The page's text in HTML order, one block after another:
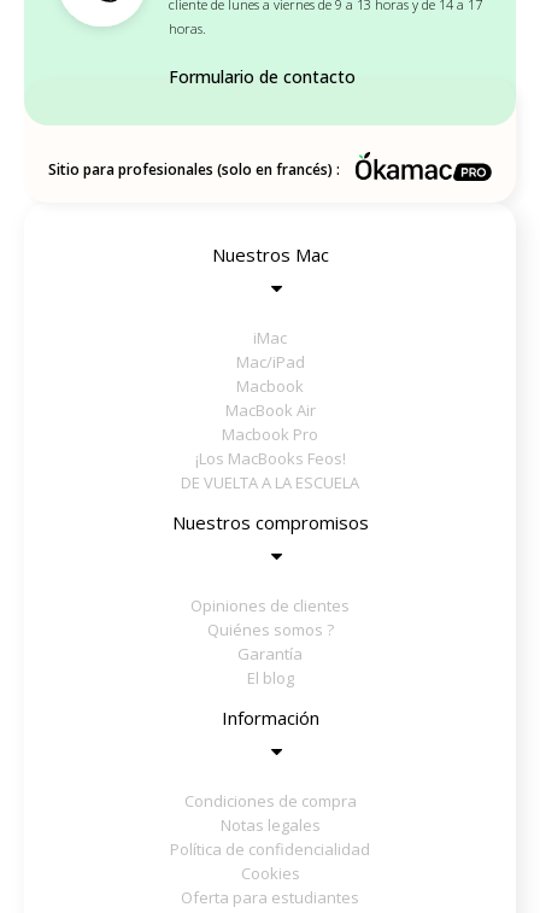
cliente de lunes a viernes de 9 a 13 horas y de 14 a 17
horas.
Formulario de contacto
Sitio para profesionales (solo en francés) :
Nuestros Mac
iMac
Mac/iPad
Macbook
MacBook Air
Macbook Pro
¡Los MacBooks Feos!
DE VUELTA A LA ESCUELA
Nuestros compromisos
Opiniones de clientes
Quiénes somos ?
Garantía
El blog
Información
Condiciones de compra
Notas legales
Política de confidencialidad
Cookies
Oferta para estudiantes